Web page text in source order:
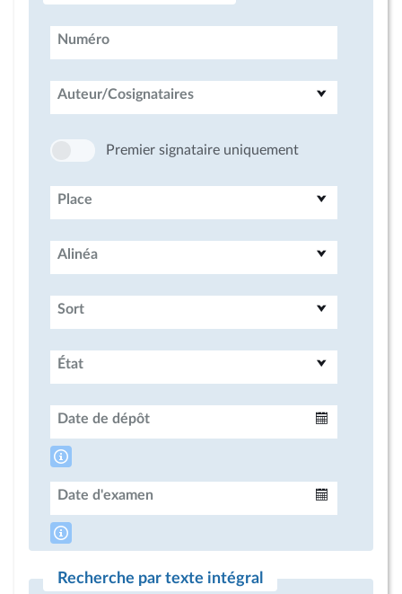
Numéro
Auteur/Cosignataires
Premier signataire uniquement
Place
Alinéa
Sort
État
Date de dépôt
Date d'examen
Recherche par texte intégral